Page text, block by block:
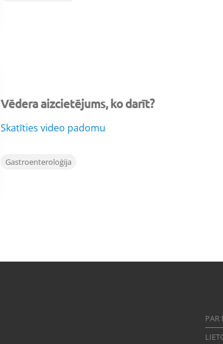
Vēdera aizcietējums, ko darīt?
Skatīties video padomu
Gastroenteroloģija
PAR